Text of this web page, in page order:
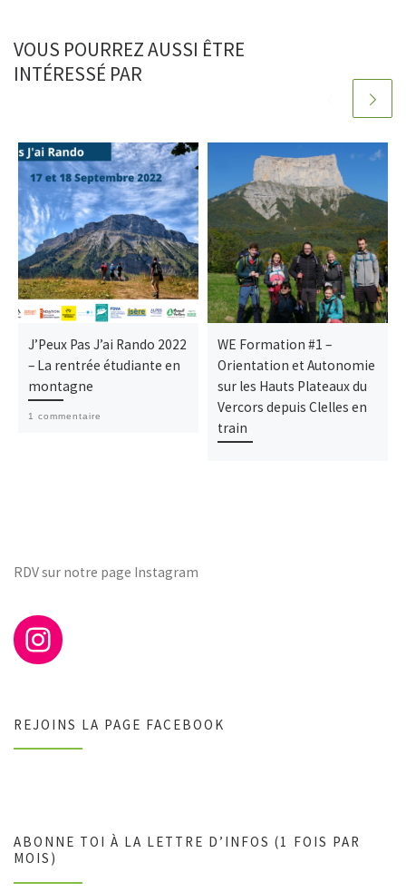
VOUS POURREZ AUSSI ÊTRE
INTÉRESSÉ PAR
J’Peux Pas J’ai Rando 2022
– La rentrée étudiante en
montagne
1 commentaire
WE Formation #1 –
Orientation et Autonomie
sur les Hauts Plateaux du
Vercors depuis Clelles en
train
RDV sur notre page Instagram
REJOINS LA PAGE FACEBOOK
ABONNE TOI À LA LETTRE D’INFOS (1 FOIS PAR
MOIS)